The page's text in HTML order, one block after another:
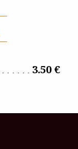
3.50 €